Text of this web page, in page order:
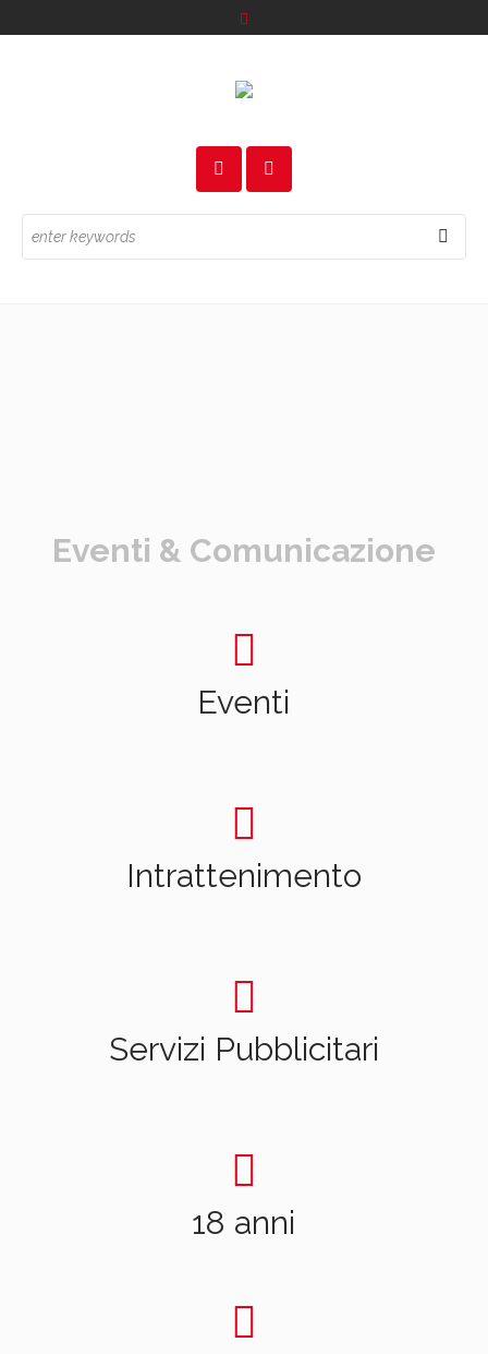
Eventi & Comunicazione
Eventi
Intrattenimento
Servizi Pubblicitari
18 anni